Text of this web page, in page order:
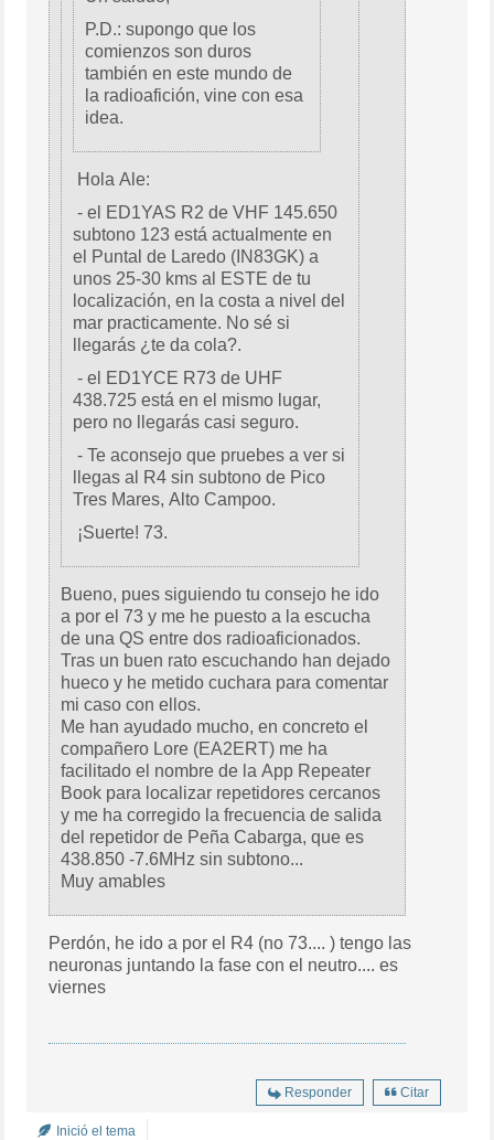
P.D.: supongo que los
comienzos son duros
también en este mundo de
la radioafición, vine con esa
idea.
Hola Ale:
- el ED1YAS R2 de VHF 145.650
subtono 123 está actualmente en
el Puntal de Laredo (IN83GK) a
unos 25-30 kms al ESTE de tu
localización, en la costa a nivel del
mar practicamente. No sé si
llegarás ¿te da cola?.
- el ED1YCE R73 de UHF
438.725 está en el mismo lugar,
pero no llegarás casi seguro.
- Te aconsejo que pruebes a ver si
llegas al R4 sin subtono de Pico
Tres Mares, Alto Campoo.
¡Suerte! 73.
Bueno, pues siguiendo tu consejo he ido
a por el 73 y me he puesto a la escucha
de una QS entre dos radioaficionados.
Tras un buen rato escuchando han dejado
hueco y he metido cuchara para comentar
mi caso con ellos.
Me han ayudado mucho, en concreto el
compañero Lore (EA2ERT) me ha
facilitado el nombre de la App Repeater
Book para localizar repetidores cercanos
y me ha corregido la frecuencia de salida
del repetidor de Peña Cabarga, que es
438.850 -7.6MHz sin subtono...
Muy amables
Perdón, he ido a por el R4 (no 73.... ) tengo las
neuronas juntando la fase con el neutro.... es
viernes
Responder Citar
Inició el tema